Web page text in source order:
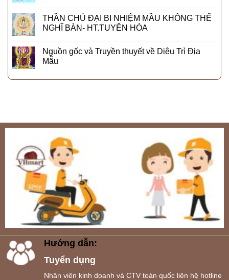
THẦN CHÚ ĐẠI BI NHIỆM MẦU KHÔNG THỂ
NGHĨ BÀN- HT.TUYÊN HÓA
Nguồn gốc và Truyền thuyết về Diêu Trì Địa
Mẫu
Hướng dẫn:
Tuyển dụng
Nhân viên kinh doanh và CTV toàn quốc liên hệ hotline